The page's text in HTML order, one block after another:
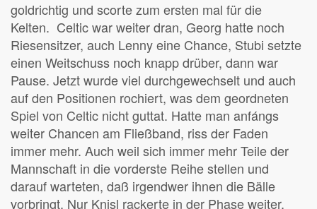
goldrichtig und scorte zum ersten mal für die
Kelten. Celtic war weiter dran, Georg hatte noch
Riesensitzer, auch Lenny eine Chance, Stubi setzte
einen Weitschuss noch knapp drüber, dann war
Pause. Jetzt wurde viel durchgewechselt und auch
auf den Positionen rochiert, was dem geordneten
Spiel von Celtic nicht guttat. Hatte man anfángs
weiter Chancen am Fließband, riss der Faden
immer mehr. Auch weil sich immer mehr Teile der
Mannschaft in die vorderste Reihe stellen und
darauf warteten, daß irgendwer ihnen die Bälle
vorbringt. Nur Knisl rackerte in der Phase weiter,